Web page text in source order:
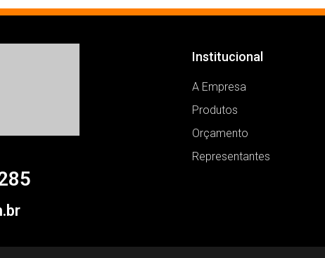
Institucional
A Empresa
Produtos
Orçamento
Representantes